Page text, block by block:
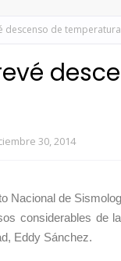
descenso de
30, 2014
Nacional de
considerables de
Eddy Sánchez.